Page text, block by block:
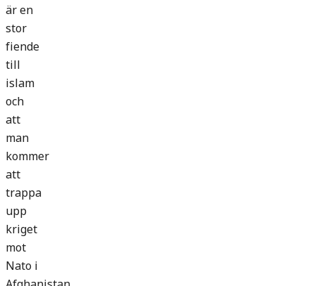
är en
stor
fiende
till
islam
och
att
man
kommer
att
trappa
upp
kriget
mot
Nato i